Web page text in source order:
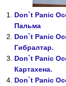
Don`t Panic
Пальма
Don`t Panic
Гибралтар.
Don`t Panic
Картахена.
Don`t Panic